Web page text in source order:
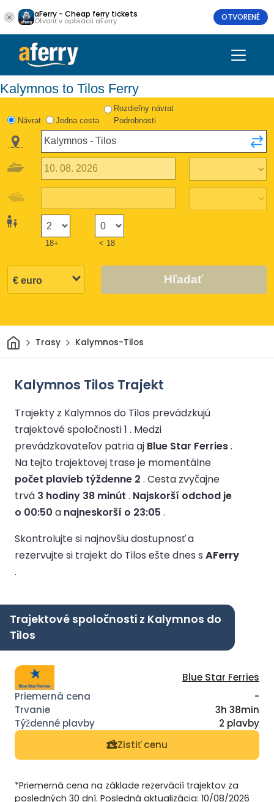
aFerry - Cheap ferry tickets
Otvoriť v aplikácii aFerry OTVORENÉ
Kalymnos to Tilos Ferry
Návrat Jedna cesta
Rozdieľny návrat
Podrobnosti
18+ < 18
Hľadať
Domov
Trasy Kalymnos-Tilos
Kalymnos Tilos Trajekt
Trajekty z Kalymnos do Tilos prevádzkujú
trajektové spoločnosti 1 . Medzi
prevádzkovateľov patria aj Blue Star Ferries.
Na tejto trajektovej trase je momentálne
počet plavieb týždenne 2 . Cesta zvyčajne
trvá 3 hodiny 38 minút . Najskorší odchod je
o 00:50 a najneskorší o 23:05 .
Skontrolujte si najnovšiu dostupnosť a
rezervujte si trajekt do Tilos ešte dnes s AFerry
.
Trajektové spoločnosti z Kalymnos do
Tilos
Blue Star Ferries
-
3h 38min
2 plavby
Zistiť cenu
*Priemerná cena na základe rezervácií trajektov za
posledných 30 dní. Posledná aktualizácia: 10/08/2026